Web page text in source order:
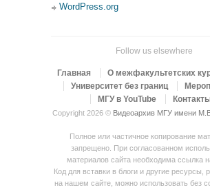
WordPress.org
Follow us elsewhere
Главная
О межфакультетских
Университет без границ
МГУ в YouTube
Copyright 2026 © Видеоархив МГУ имени
Полное или частичное копирование
запрещено. При согласованном
материалов сайта необходима ссылка
Код для вставки в блоги и другие ресурсы,
на нашем сайте, можно использовать без